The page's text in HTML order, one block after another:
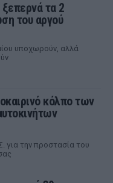
τα 2
του αργού
υποχωρούν, αλλά
κόλπο των
για την προστασία του